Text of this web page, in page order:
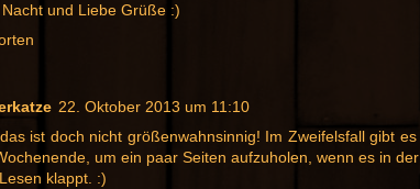
und Liebe Grüße :)
22. Oktober 2013 um 11:10
ist doch nicht größenwahnsinnig! Im Zweifelsfall gibt
um ein paar Seiten aufzuholen, wenn es in
klappt. :)